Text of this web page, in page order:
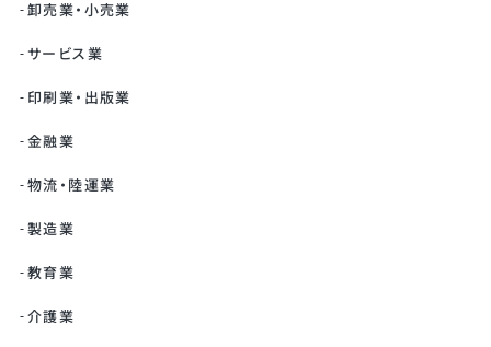
卸売業・小売業
サービス業
印刷業・出版業
金融業
物流・陸運業
製造業
教育業
介護業